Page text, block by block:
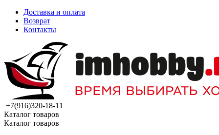
Доставка и оплата
Возврат
Контакты
+7(916)320-18-11
Каталог товаров
Каталог товаров